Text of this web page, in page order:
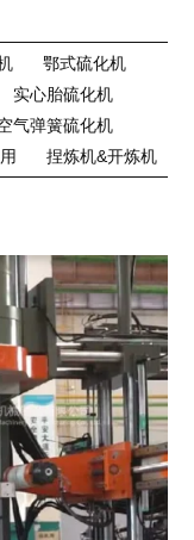
鄂式硫化机
实心胎硫化机
气弹簧硫化机
捏炼机&开炼机